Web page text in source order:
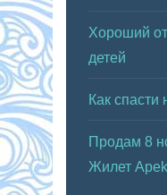
Хороший
детей
Как спасти
Продам 8
Жилет